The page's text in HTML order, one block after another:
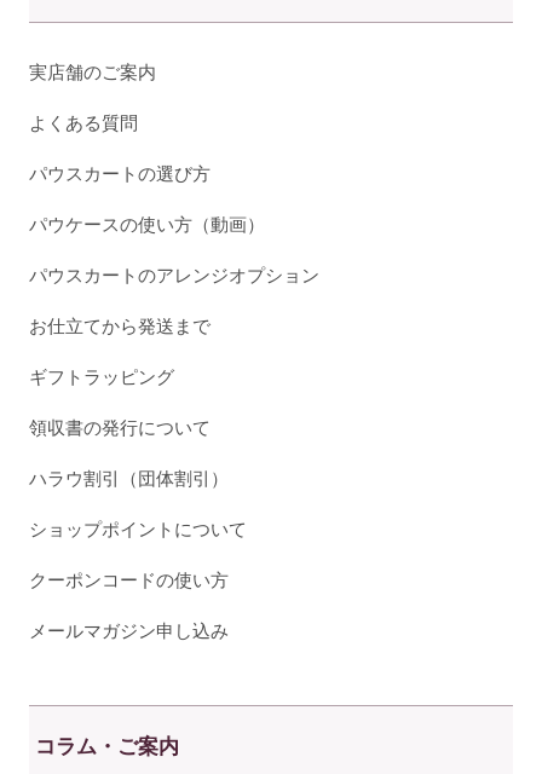
実店舗のご案内
よくある質問
パウスカートの選び方
パウケースの使い方（動画）
パウスカートのアレンジオプション
お仕立てから発送まで
ギフトラッピング
領収書の発行について
ハラウ割引（団体割引）
ショップポイントについて
クーポンコードの使い方
メールマガジン申し込み
コラム・ご案内